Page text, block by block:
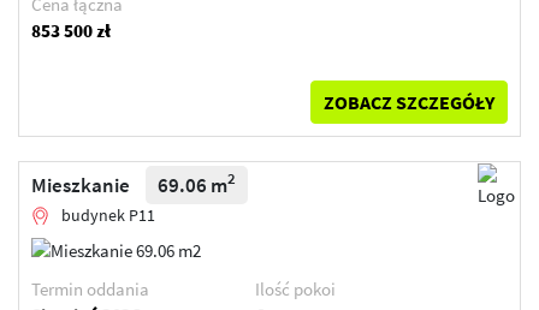
853 500 zł
ZOBACZ SZCZEGÓŁY
Mieszkanie 69.06 m2
budynek P11
Termin oddania
Ilość pokoi